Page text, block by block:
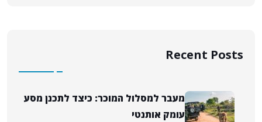
Recent Posts
מעבר למסלול המוכר: כיצד לתכנן מסע
עומק אותנטי